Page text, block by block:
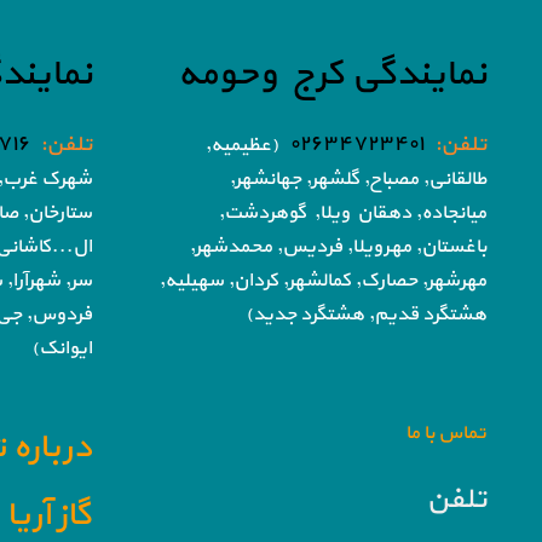
تلفن:
شهرک
ستارخان,
سر, شهرآرا,
فردوس,
ایوانک)
گاز
نمایندگی کرج وحومه
تلفن: ۰۲۶۳۴۷۲۳۴۰۱
(عظیمیه,
طالقانی, مصباح, گلشهر, جهانشهر,
میانجاده, دهقان ویلا, گوهردشت,
باغستان, مهرویلا, فردیس, محمدشهر,
مهرشهر, حصارک, کمالشهر, کردان, سهیلیه,
هشتگرد قدیم, هشتگرد جدید)
تماس با ما
تلفن